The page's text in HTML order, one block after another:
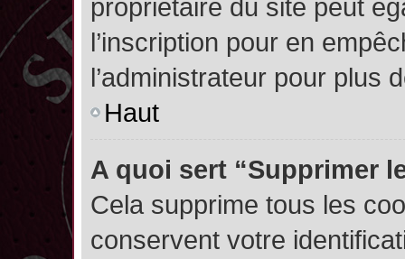
propriétaire du site peut
l’inscription pour en
l’administrateur pour plus
Haut
A quoi sert “Supprimer
Cela supprime tous les
conservent votre